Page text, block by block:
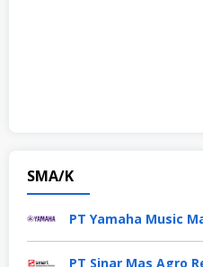
SMA/K
PT Yamaha Music